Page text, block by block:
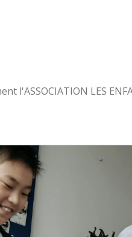
l'ASSOCIATION LES